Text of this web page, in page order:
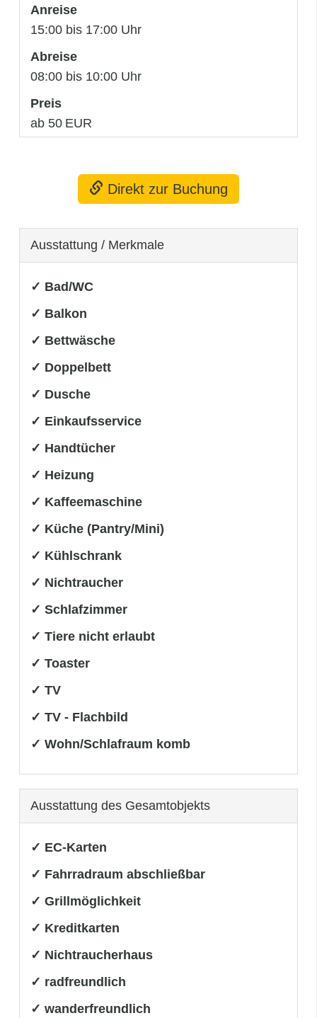
Anreise
15:00 bis 17:00 Uhr
Abreise
08:00 bis 10:00 Uhr
Preis
ab 50 EUR
Direkt zur Buchung
Ausstattung / Merkmale
✓ Bad/WC
✓ Balkon
✓ Bettwäsche
✓ Doppelbett
✓ Dusche
✓ Einkaufsservice
✓ Handtücher
✓ Heizung
✓ Kaffeemaschine
✓ Küche (Pantry/Mini)
✓ Kühlschrank
✓ Nichtraucher
✓ Schlafzimmer
✓ Tiere nicht erlaubt
✓ Toaster
✓ TV
✓ TV - Flachbild
✓ Wohn/Schlafraum komb
Ausstattung des Gesamtobjekts
✓ EC-Karten
✓ Fahrradraum abschließbar
✓ Grillmöglichkeit
✓ Kreditkarten
✓ Nichtraucherhaus
✓ radfreundlich
✓ wanderfreundlich